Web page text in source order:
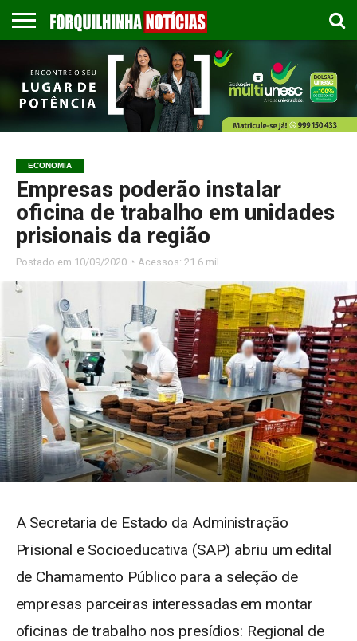
EMPREGOS
ESPORTES
PUBLICAÇÃO
LEGAL
GASTRONOMIA
CONTATO
ECONOMIA
Empresas poderão instalar
oficina de trabalho em unidades
prisionais da região
Postado em 10/09/2020 ◔ Acessos: 21.6 mil
A Secretaria de Estado da Administração
Prisional e Socioeducativa (SAP) abriu um edital
de Chamamento Público para a seleção de
empresas parceiras interessadas em montar
oficinas de trabalho nos presídios: Regional de